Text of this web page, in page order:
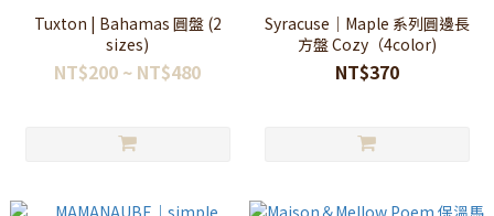
Tuxton | Bahamas 圓盤 (2
sizes)
NT$200 ~ NT$480
Syracuse｜Maple 系列圓邊長
方盤 Cozy（4color)
NT$370